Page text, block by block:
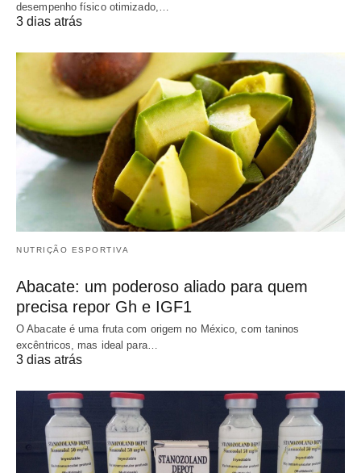
desempenho físico otimizado,…
3 dias atrás
NUTRIÇÃO ESPORTIVA
Abacate: um poderoso aliado para quem
precisa repor Gh e IGF1
O Abacate é uma fruta com origem no México, com taninos
excêntricos, mas ideal para…
3 dias atrás